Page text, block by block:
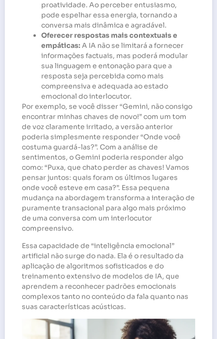
proatividade. Ao perceber entusiasmo,
pode espelhar essa energia, tornando a
conversa mais dinâmica e agradável.
Oferecer respostas mais contextuais e
empáticas: A IA não se limitará a fornecer
informações factuais, mas poderá modular
sua linguagem e entonação para que a
resposta seja percebida como mais
compreensiva e adequada ao estado
emocional do interlocutor.
Por exemplo, se você disser “Gemini, não consigo
encontrar minhas chaves de novo!” com um tom
de voz claramente irritado, a versão anterior
poderia simplesmente responder “Onde você
costuma guardá-las?”. Com a análise de
sentimentos, o Gemini poderia responder algo
como: “Puxa, que chato perder as chaves! Vamos
pensar juntos: quais foram os últimos lugares
onde você esteve em casa?”. Essa pequena
mudança na abordagem transforma a interação de
puramente transacional para algo mais próximo
de uma conversa com um interlocutor
compreensivo.
Essa capacidade de “inteligência emocional”
artificial não surge do nada. Ela é o resultado da
aplicação de algoritmos sofisticados e do
treinamento extensivo de modelos de IA, que
aprendem a reconhecer padrões emocionais
complexos tanto no conteúdo da fala quanto nas
suas características acústicas.